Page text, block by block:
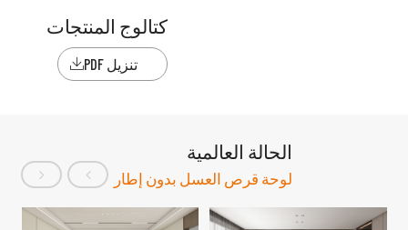
كتالوج المنتجات
تنزيل PDF 
الحالة العالمية
لوحة قرص العسل بدون إطار